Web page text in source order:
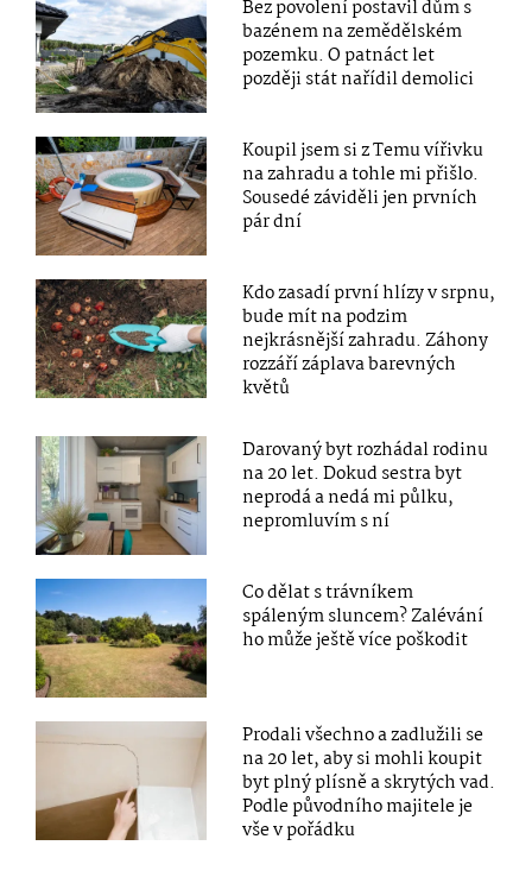
Bez povolení postavil dům s
bazénem na zemědělském
pozemku. O patnáct let
později stát nařídil demolici
Koupil jsem si z Temu vířivku
na zahradu a tohle mi přišlo.
Sousedé záviděli jen prvních
pár dní
Kdo zasadí první hlízy v srpnu,
bude mít na podzim
nejkrásnější zahradu. Záhony
rozzáří záplava barevných
květů
Darovaný byt rozhádal rodinu
na 20 let. Dokud sestra byt
neprodá a nedá mi půlku,
nepromluvím s ní
Co dělat s trávníkem
spáleným sluncem? Zalévání
ho může ještě více poškodit
Prodali všechno a zadlužili se
na 20 let, aby si mohli koupit
byt plný plísně a skrytých vad.
Podle původního majitele je
vše v pořádku